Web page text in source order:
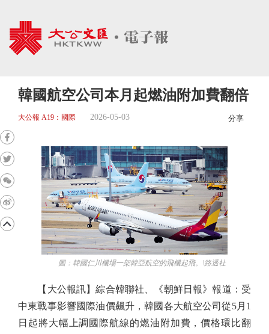
韓國航空公司本月起燃油附加費翻倍
大公報 A19：國際 2026-05-03 分享
圖：韓國仁川機場一架韓亞航空的飛機起飛。\路透社
【大公報訊】綜合韓聯社、《朝鮮日報》報道：受
中東戰事影響國際油價飆升，韓國各大航空公司從5月1
日起將大幅上調國際航線的燃油附加費，價格環比翻